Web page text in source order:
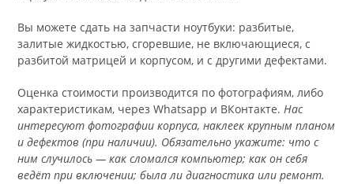
Вы можете сдать на запчасти ноутбуки: разбитые,
залитые жидкостью, сгоревшие, не включающиеся, с
разбитой матрицей и корпусом, и с другими дефектами.
Оценка стоимости производится по фотографиям, либо
характеристикам, через Whatsapp и ВКонтакте.Нас
интересуют фотографии корпуса, наклеек крупным планом
и дефектов (при наличии). Обязательно укажите: что с
ним случилось — как сломался компьютер; как он себя
ведёт при включении; была ли диагностика или ремонт.